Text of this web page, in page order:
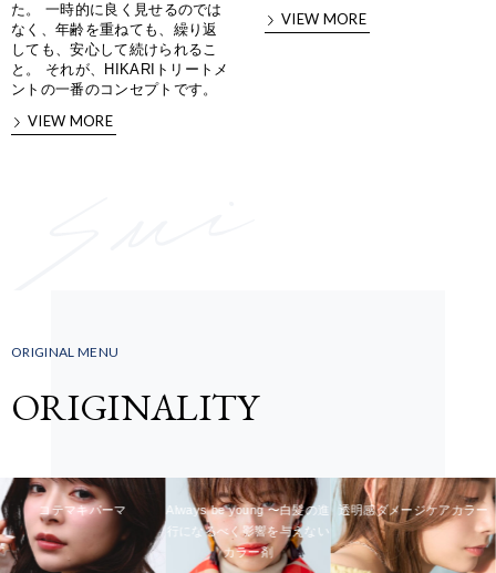
VIEW MORE
た。 一時的に良く見せるのでは
なく、年齢を重ねても、繰り返
しても、安心して続けられるこ
と。 それが、HIKARIトリートメ
ントの一番のコンセプトです。
VIEW MORE
ORIGINAL MENU
ORIGINALITY
コテマキパーマ
Always be young 〜白髪の進
行になるべく影響を与えない
カラー剤
透明感ダメージケアカラー